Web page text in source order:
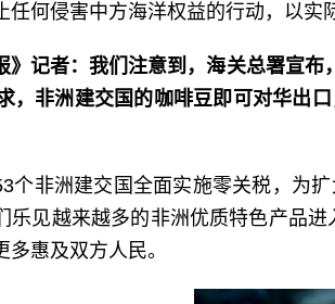
任何侵害中方海洋权益的行动，以实
》记者：我们注意到，海关总署宣
，非洲建交国的咖啡豆即可对华出
个非洲建交国全面实施零关税，为
乐见越来越多的非洲优质特色产品
惠及双方人民。